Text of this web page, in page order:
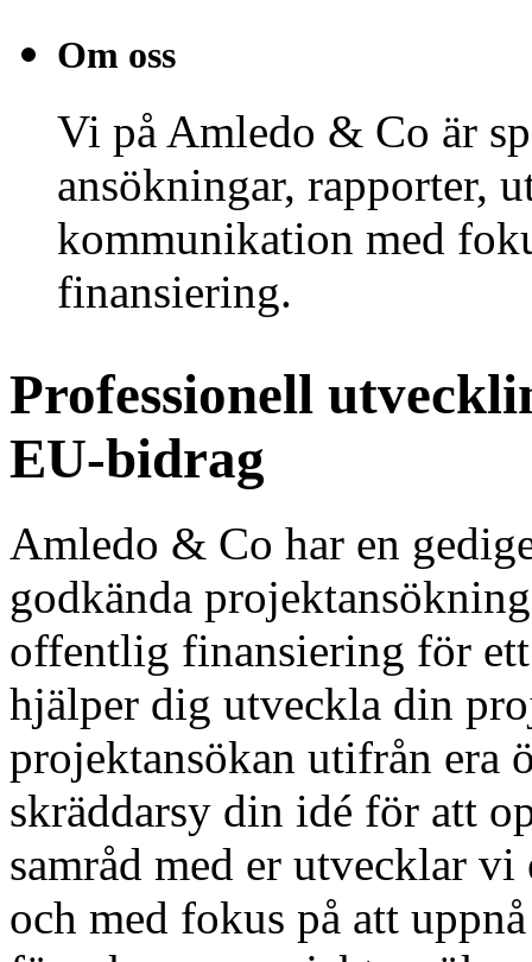
Om oss
Vi på Amledo & Co är
ansökningar, rapporter,
kommunikation med
finansiering.
Professionell
EU-bidrag
Amledo & Co har en
godkända
offentlig finansiering för
hjälper dig utveckla din
projektansökan utifrån era
skräddarsy din idé för att
samråd med er utvecklar
och med fokus på att